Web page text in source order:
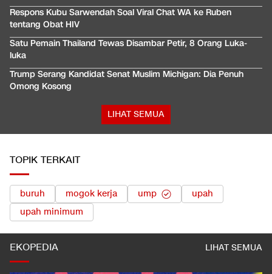
Respons Kubu Sarwendah Soal Viral Chat WA ke Ruben
tentang Obat HIV
Satu Pemain Thailand Tewas Disambar Petir, 8 Orang Luka-
luka
Trump Serang Kandidat Senat Muslim Michigan: Dia Penuh
Omong Kosong
LIHAT SEMUA
TOPIK TERKAIT
buruh mogok kerja ump
upah
upah minimum
EKOPEDIA LIHAT SEMUA